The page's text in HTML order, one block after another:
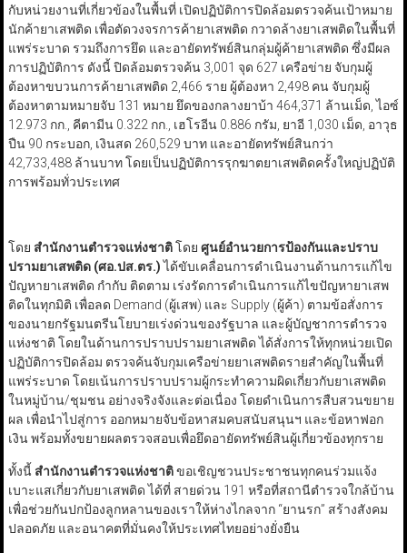
กับหน่วยงานที่เกี่ยวข้องในพื้นที่ เปิดปฏิบัติการปิดล้อมตรวจค้นเป้าหมาย
นักค้ายาเสพติด เพื่อตัดวงจรการค้ายาเสพติด กวาดล้างยาเสพติดในพื้นที่
แพร่ระบาด รวมถึงการยึด และอายัดทรัพย์สินกลุ่มผู้ค้ายาเสพติด ซึ่งมีผล
การปฏิบัติการ ดังนี้ ปิดล้อมตรวจค้น 3,001 จุด 627 เครือข่าย จับกุมผู้
ต้องหาขบวนการค้ายาเสพติด 2,466 ราย ผู้ต้องหา 2,498 คน จับกุมผู้
ต้องหาตามหมายจับ 131 หมาย ยึดของกลางยาบ้า 464,371 ล้านเม็ด, ไอซ์
12.973 กก., คีตามีน 0.322 กก., เฮโรอีน 0.886 กรัม, ยาอี 1,030 เม็ด, อาวุธ
ปืน 90 กระบอก, เงินสด 260,529 บาท และอายัดทรัพย์สินกว่า
42,733,488 ล้านบาท โดยเป็นปฏิบัติการรุกฆาตยาเสพติดครั้งใหญ่ปฏิบัติ
การพร้อมทั่วประเทศ
โดย สำนักงานตำรวจแห่งชาติโดย ศูนย์อำนวยการป้องกันและปราบ
ปรามยาเสพติด (ศอ.ปส.ตร.)ได้ขับเคลื่อนการดำเนินงานด้านการแก้ไข
ปัญหายาเสพติด กำกับ ติดตาม เร่งรัดการดำเนินการแก้ไขปัญหายาเสพ
ติดในทุกมิติ เพื่อลด Demand (ผู้เสพ) และ Supply (ผู้ค้า) ตามข้อสั่งการ
ของนายกรัฐมนตรีนโยบายเร่งด่วนของรัฐบาล และผู้บัญชาการตำรวจ
แห่งชาติ โดยในด้านการปราบปรามยาเสพติด ได้สั่งการให้ทุกหน่วยเปิด
ปฏิบัติการปิดล้อม ตรวจค้นจับกุมเครือข่ายยาเสพติดรายสำคัญในพื้นที่
แพร่ระบาด โดยเน้นการปราบปรามผู้กระทำความผิดเกี่ยวกับยาเสพติด
ในหมู่บ้าน/ชุมชน อย่างจริงจังและต่อเนื่อง โดยดำเนินการสืบสวนขยาย
ผล เพื่อนำไปสู่การ ออกหมายจับข้อหาสมคบสนับสนุนฯ และข้อหาฟอก
เงิน พร้อมทั้งขยายผลตรวจสอบเพื่อยึดอายัดทรัพย์สินผู้เกี่ยวข้องทุกราย
ทั้งนี้ สำนักงานตำรวจแห่งชาติขอเชิญชวนประชาชนทุกคนร่วมแจ้ง
เบาะแสเกี่ยวกับยาเสพติด ได้ที่ สายด่วน 191 หรือที่สถานีตำรวจใกล้บ้าน
เพื่อช่วยกันปกป้องลูกหลานของเราให้ห่างไกลจาก “ยานรก” สร้างสังคม
ปลอดภัย และอนาคตที่มั่นคงให้ประเทศไทยอย่างยั่งยืน